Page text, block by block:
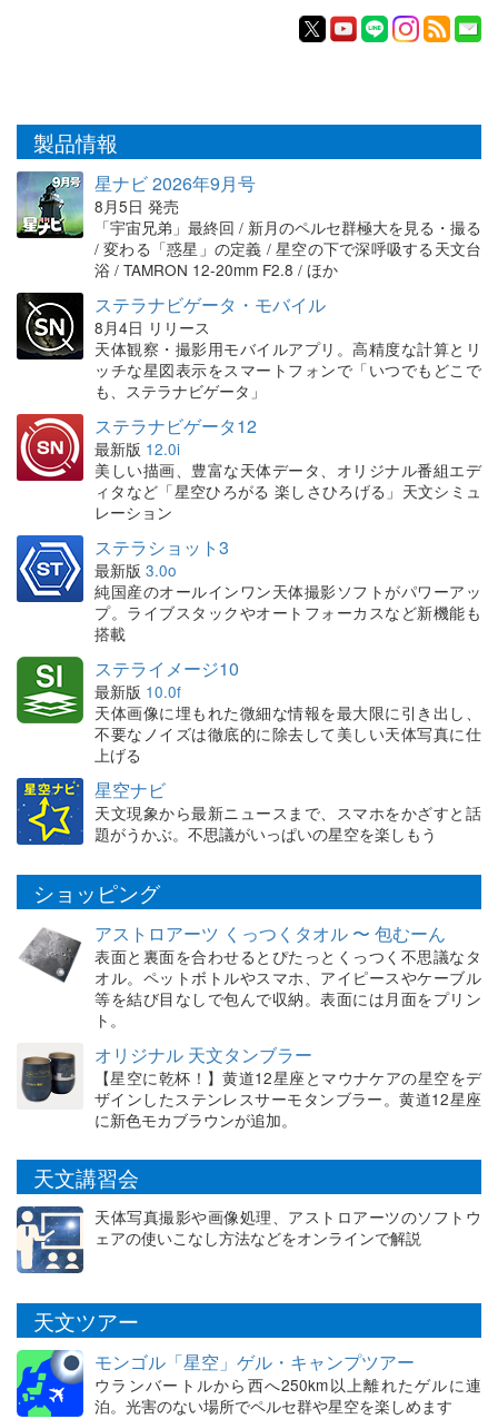
製品情報
星ナビ 2026年9月号
8月5日 発売
「宇宙兄弟」最終回 / 新月のペルセ群極大を見る・撮る
/ 変わる「惑星」の定義 / 星空の下で深呼吸する天文台
浴 / TAMRON 12-20mm F2.8 / ほか
ステラナビゲータ・モバイル
8月4日 リリース
天体観察・撮影用モバイルアプリ。高精度な計算とリ
ッチな星図表示をスマートフォンで「いつでもどこで
も、ステラナビゲータ」
ステラナビゲータ12
最新版 12.0i
美しい描画、豊富な天体データ、オリジナル番組エデ
ィタなど「星空ひろがる 楽しさひろげる」天文シミュ
レーション
ステラショット3
最新版 3.0o
純国産のオールインワン天体撮影ソフトがパワーアッ
プ。ライブスタックやオートフォーカスなど新機能も
搭載
ステライメージ10
最新版 10.0f
天体画像に埋もれた微細な情報を最大限に引き出し、
不要なノイズは徹底的に除去して美しい天体写真に仕
上げる
星空ナビ
天文現象から最新ニュースまで、スマホをかざすと話
題がうかぶ。不思議がいっぱいの星空を楽しもう
ショッピング
アストロアーツ くっつくタオル 〜 包むーん
表面と裏面を合わせるとぴたっとくっつく不思議なタ
オル。ペットボトルやスマホ、アイピースやケーブル
等を結び目なしで包んで収納。表面には月面をプリン
ト。
オリジナル 天文タンブラー
【星空に乾杯！】黄道12星座とマウナケアの星空をデ
ザインしたステンレスサーモタンブラー。黄道12星座
に新色モカブラウンが追加。
天文講習会
天体写真撮影や画像処理、アストロアーツのソフトウ
ェアの使いこなし方法などをオンラインで解説
天文ツアー
モンゴル「星空」ゲル・キャンプツアー
ウランバートルから西へ250km以上離れたゲルに連
泊。光害のない場所でペルセ群や星空を楽しめます